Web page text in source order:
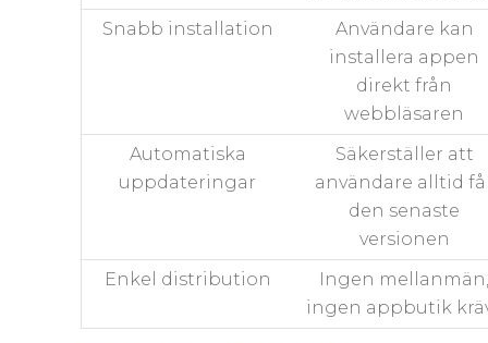
Snabb installation
Användare kan
installera appen
direkt från
webbläsaren
Automatiska
uppdateringar
Säkerställer att
användare alltid
den senaste
versionen
Enkel distribution
Ingen mellanmän,
ingen appbutik